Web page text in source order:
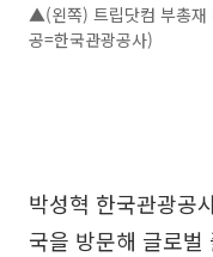
▲(왼쪽) 트립닷컴 부총재
공=한국관광공사)
박성혁 한국관광공
국을 방문해 글로